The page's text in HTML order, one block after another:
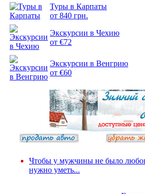
Туры в Карпаты
от 840 грн.
Экскурсии в Чехию
от €72
Экскурсии в Венгрию
от €60
Чтобы у мужчины не было
нужно уметь...